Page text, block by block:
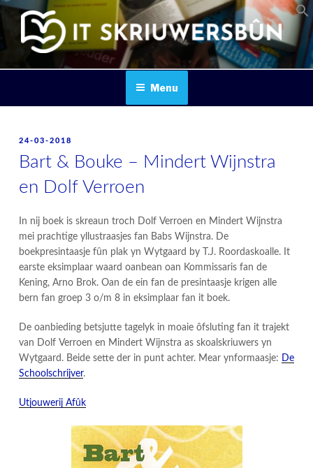
Skip
content
IT SKRIUWERSBOUN
Menu
POSTED
24-03-2018
Bart & Bouke – Mindert Wijnstra
en Dolf Verroen
In nij boek is skreaun troch Dolf Verroen en Mindert Wijnstra
mei prachtige yllustraasjes fan Babs Wijnstra. De
boekpresintaasje fûn plak yn Wytgaard by T.J. Roordaskoalle. It
earste eksimplaar waard oanbean oan Kommissaris fan de
Kening, Arno Brok. Oan de ein fan de presintaasje krigen alle
bern fan groep 3 o/m 8 in eksimplaar fan it boek.
De oanbieding betsjutte tagelyk in moaie ôfsluting fan it trajekt
van Dolf Verroen en Mindert Wijnstra as skoalskriuwers yn
Wytgaard. Beide sette der in punt achter. Mear ynformaasje: De
Schoolschrijver.
Utjouwerij Afûk